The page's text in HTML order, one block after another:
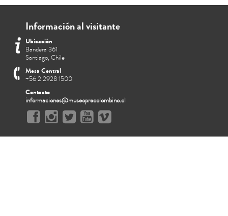
Información al visitante
Ubicación
Bandera 361
Santiago, Chile
Mesa Central
+56 2 2928 1500
Contacto
informaciones@museoprecolombino.cl